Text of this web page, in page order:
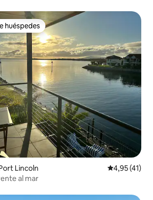
huéspedes más destacados
huéspedes
Lincoln Calificación
4,95 (41)
al mar